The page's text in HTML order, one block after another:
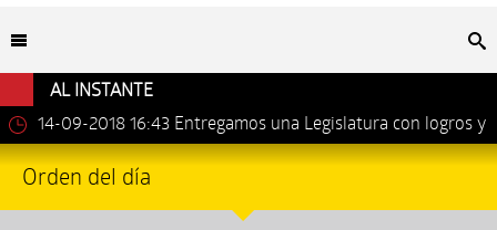
AL INSTANTE
una Legislatura con logros y
Luna Estrada.
13-09-2018 17:24
Distrito Federal los
Orden del día